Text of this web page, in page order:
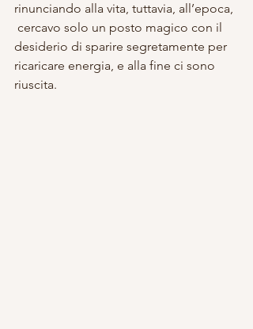
rinunciando alla vita, tuttavia, all’epoca,
cercavo solo un posto magico con il
desiderio di sparire segretamente per
ricaricare energia, e alla fine ci sono
riuscita.